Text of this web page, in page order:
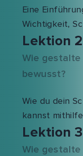
Eine
Wichtigkeit,
Lektion 2
Wie gestalte
bewusst?
Wie du dein
kannst
Lektion 3
Wie gestalte